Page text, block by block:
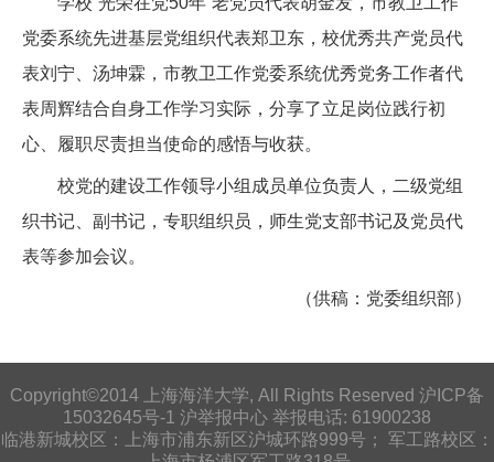
党委系统先进基层党组织代表郑卫东，校优秀共产党员代
表刘宁、汤坤霖，市教卫工作党委系统优秀党务工作者代
表周辉结合自身工作学习实际，分享了立足岗位践行初
心、履职尽责担当使命的感悟与收获。
校党的建设工作领导小组成员单位负责人，二级党组
织书记、副书记，专职组织员，师生党支部书记及党员代
表等参加会议。
（供稿：党委组织部）
Copyright©2014 上海海洋大学, All Rights Reserved 沪ICP备
15032645号-1 沪举报中心 举报电话: 61900238
临港新城校区：上海市浦东新区沪城环路999号； 军工路校区：